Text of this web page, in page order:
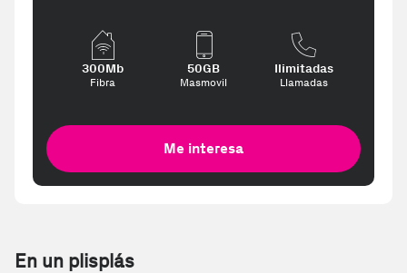
300Mb
Fibra
50GB
Masmovil
Ilimitadas
Llamadas
Me interesa
En un plisplás